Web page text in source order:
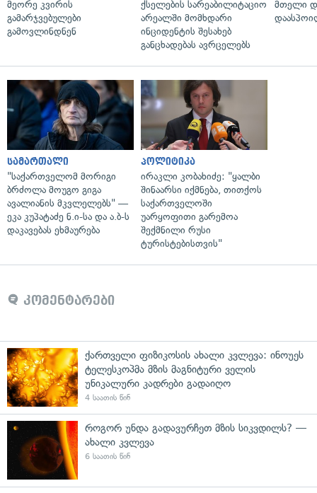
მეორე კვირის
გამარჯვებულები
გამოვლინდნენ
ქსელების სარეაბილიტაციო
არეალში მომხდარი
ინციდენტის შესახებ
განცხადებას ავრცელებს
მთელი
სამართალი
"საქართველომ მორიგი
ბრძოლა მოუგო გიგა
ავალიანის მკვლელებს" —
ეკა კუპატაძე ნ.ი-სა და ა.ბ-ს
დაკავებას ეხმაურება
პოლიტიკა
ირაკლი კობახიძე: "ყალბი
შინაარსი იქმნება, თითქოს
საქართველოში
უარყოფითი გარემოა
შექმნილი რუსი
ტურისტებისთვის"
კომენტარები
ქართველი ფიზიკოსის ახალი კვლევა: ინოუეს
ტელესკოპმა მზის მაგნიტური ველის
უნიკალური კადრები გადაიღო
4 საათის წინ
როგორ უნდა გადავურჩეთ მზის სიკვდილს? —
ახალი კვლევა
6 საათის წინ